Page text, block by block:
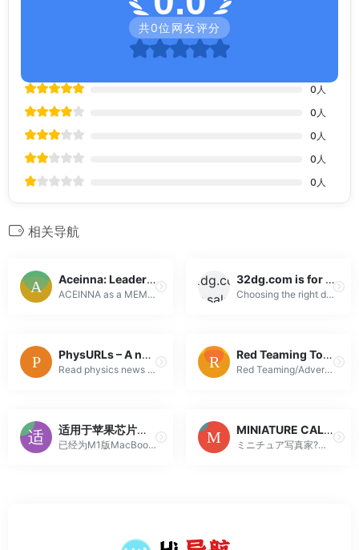
共0位网友评分
0 人
0 人
0 人
0 人
0 人
相关导航
Aceinna: Leader in MEMS Sensor Technology
ACEINNA as a MEMS sensor and sensing solution company is focusing on innovative current sensing technology and Inertial Measurement Unit (IMU) sensing...
32dg.com is for sale | HugeDomains
Choosing the right domain name can be overwhelming. Our personalized customer service helps you get a great domain.
PhysURLs – A neat physics news aggregator
Read physics news from the most popular physics websites in one place.
Red Teaming Toolkit Collection – 0xsp SRD – Security Research & Development
Red Teaming/Adversary Simulation Toolkit [√] please join our telegram channel Telegram Channel Reconnaissance Active Intelligence Gathering EyeWitness...
适用于苹果芯片了吗？
已经为M1版MacBook优化的macOS应用程序之完整指南
MINIATURE CALENDAR
ミニチュア写真家?見立て作家 田中達也の公式サイト。日常の物を別の何かに見立てたミニチュアアートを毎日更新中